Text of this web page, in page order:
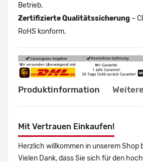
Betrieb.
Zertifizierte Qualitätssicherung –
RoHS konform.
Produktinformation
Mit Vertrauen Einkaufen!
Herzlich willkommen in unserem Shop
Vielen Dank, dass Sie sich für den